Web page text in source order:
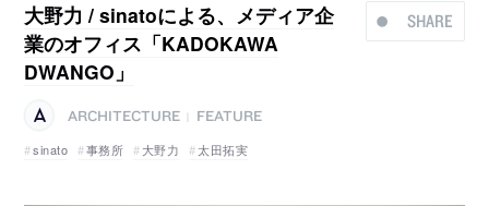
SHARE
大野力 / sinatoによる、メディア企
業のオフィス「KADOKAWA
DWANGO」
ARCHITECTURE
FEATURE
sinato
事務所 大野力 太田拓実